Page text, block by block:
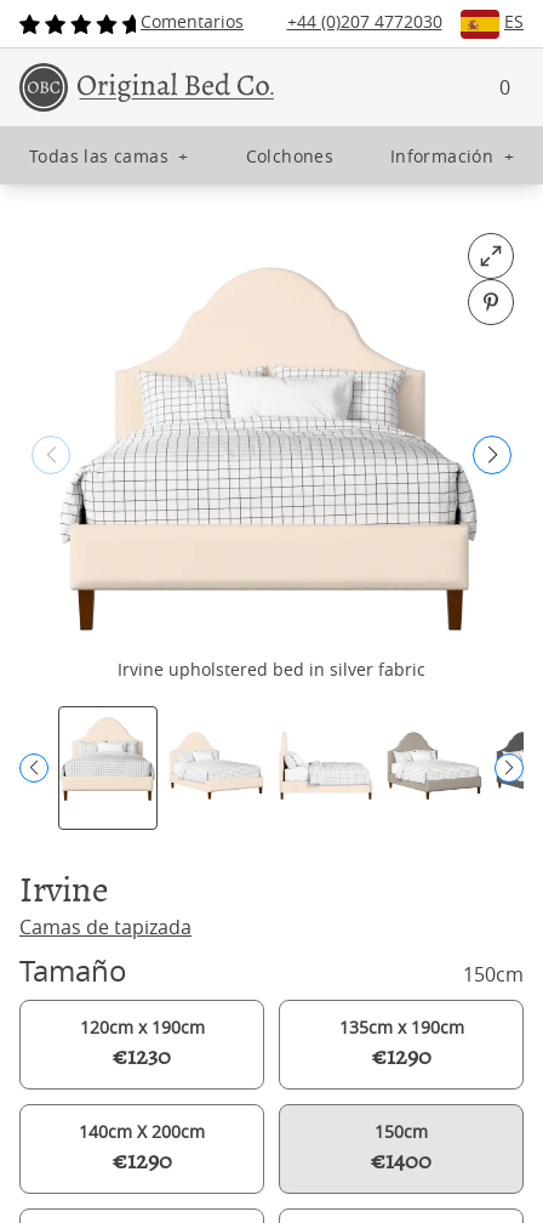
Comentarios +44 (0)207 4772030 ES
0
Todas las camas + Colchones Información +
Open
Pin
Irvine upholstered bed in silver fabric
Irvine
Camas de tapizada
Tamaño 150cm
120cm x 190cm
€1230
135cm x 190cm
€1290
140cm X 200cm
€1290
150cm
€1400